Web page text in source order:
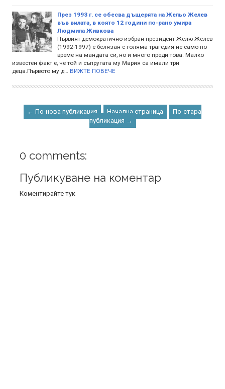
През 1993 г. се обесва дъщерята на Жельо Желев
във вилата, в която 12 години по-рано умира
Людмила Живкова
Първият демократично избран президент Желю Желев
(1992-1997) е белязан с голяма трагедия не само по
време на мандата си, но и много преди това. Малко
известен факт е, че той и съпругата му Мария са имали три
деца.Първото му д…
ВИЖТЕ ПОВЕЧЕ
← По-нова публикация Начална страница
По-стара
публикация →
0 comments:
Публикуване на коментар
Коментирайте тук